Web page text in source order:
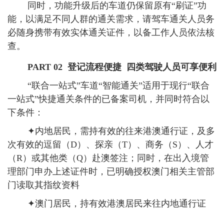
同时，功能升级后的车道仍保留原有“刷证”功
能，以满足不同人群的通关需求，请驾车通关人员务
必随身携带有效实体通关证件，以备工作人员依法核
查。
PART 02 登记流程便捷 四类驾驶人员可享便利
“联合一站式”车道“智能通关”适用于现行“联合
一站式”快捷通关条件的已备案司机，并同时符合以
下条件：
✦内地居民，需持有效的往来港澳通行证，及多
次有效的逗留（D）、探亲（T）、商务（S）、人才
（R）或其他类（Q）赴澳签注；同时，在出入境管
理部门申办上述证件时，已明确授权澳门相关主管部
门读取其指纹资料
✦澳门居民，持有效港澳居民来往内地通行证